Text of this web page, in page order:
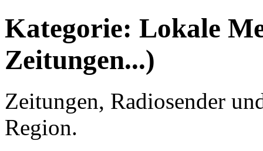
Kategorie: Lokale
Zeitungen...)
Zeitungen, Radiosender
Region.